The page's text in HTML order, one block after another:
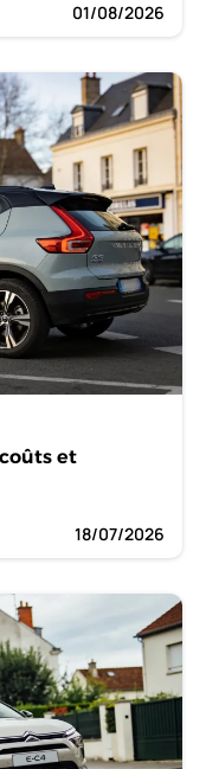
01/08/2026
et
18/07/2026